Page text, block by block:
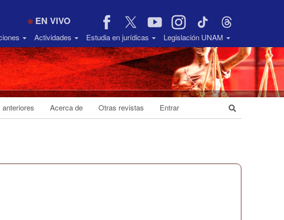
EN VIVO
Actividades Estudia en jurídicas Legislación UNAM
Acerca de Otras revistas Entrar